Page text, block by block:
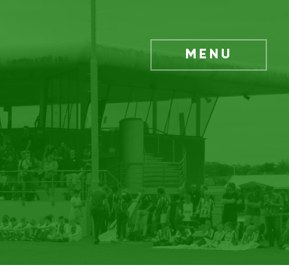
MENU